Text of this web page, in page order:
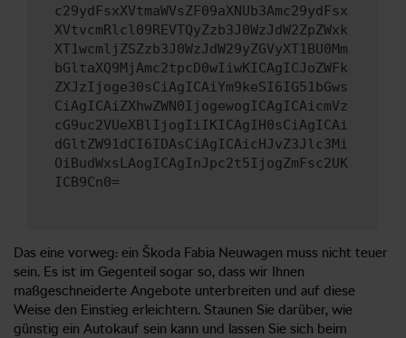
c29ydFsxXVtmaWVsZF09aXNUb3Amc29ydFsx
XVtvcmRlcl09REVTQyZzb3J0WzJdW2ZpZWxk
XT1wcmljZSZzb3J0WzJdW29yZGVyXT1BU0Mm
bGltaXQ9MjAmc2tpcD0wIiwKICAgICJoZWFk
ZXJzIjoge30sCiAgICAiYm9keSI6IG51bGws
CiAgICAiZXhwZWN0IjogewogICAgICAicmVz
cG9uc2VUeXBlIjogIiIKICAgIH0sCiAgICAi
dGltZW91dCI6IDAsCiAgICAicHJvZ3Jlc3Mi
OiBudWxsLAogICAgInJpc2t5IjogZmFsc2UK
ICB9Cn0=
Das eine vorweg: ein Škoda Fabia Neuwagen muss nicht teuer
sein. Es ist im Gegenteil sogar so, dass wir Ihnen
maßgeschneiderte Angebote unterbreiten und auf diese
Weise den Einstieg erleichtern. Staunen Sie darüber, wie
günstig ein Autokauf sein kann und lassen Sie sich beim